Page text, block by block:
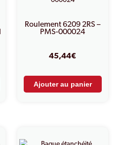
Roulement 6209 2RS –
PMS-000024
45,44€
Ajouter au panier